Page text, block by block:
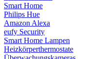
Smart Home
Philips Hue
Amazon Alexa
eufy Security
Smart Home Lampen
Heizkörperthermostate